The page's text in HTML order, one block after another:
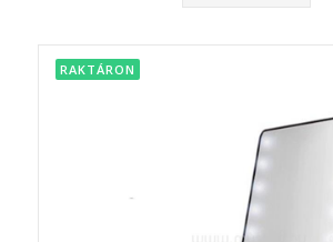
RAKTÁRON